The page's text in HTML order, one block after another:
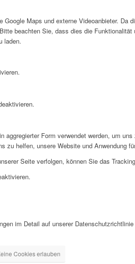
Maps und externe Videoanbieter. Da
beachten Sie, dass dies die
laden.
aggregierter Form verwendet werden, um
zu helfen, unsere Website und Anwendung
Seite verfolgen, können Sie das
im Detail auf unserer
Cookies erlauben